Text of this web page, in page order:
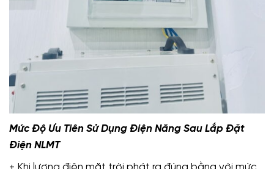
Mức Độ Ưu Tiên Sử Dụng Điện Năng Sau Lắp Đặt
Điện NLMT